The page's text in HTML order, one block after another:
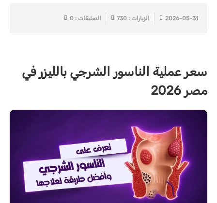
2026-05-31 الزيارات : 730 التعليقات : 0
سعر عملية الناسور الشرجي بالليزر في
مصر 2026